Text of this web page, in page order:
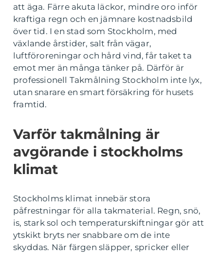
att äga. Färre akuta läckor, mindre oro inför
kraftiga regn och en jämnare kostnadsbild
över tid. I en stad som Stockholm, med
växlande årstider, salt från vägar,
luftföroreningar och hård vind, får taket ta
emot mer än många tänker på. Därför är
professionell Takmålning Stockholm inte lyx,
utan snarare en smart försäkring för husets
framtid.
Varför takmålning är
avgörande i stockholms
klimat
Stockholms klimat innebär stora
påfrestningar för alla takmaterial. Regn, snö,
is, stark sol och temperaturskiftningar gör att
ytskikt bryts ner snabbare om de inte
skyddas. När färgen släpper, spricker eller